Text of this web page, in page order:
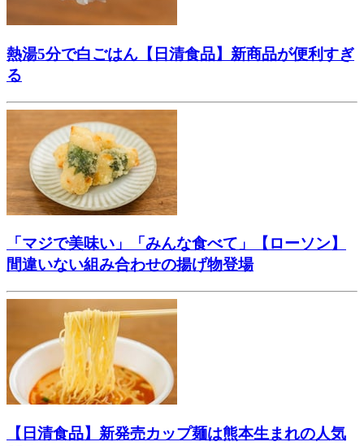
熱湯5分で白ごはん【日清食品】新商品が便利すぎ
る
「マジで美味い」「みんな食べて」【ローソン】
間違いない組み合わせの揚げ物登場
【日清食品】新発売カップ麺は熊本生まれの人気